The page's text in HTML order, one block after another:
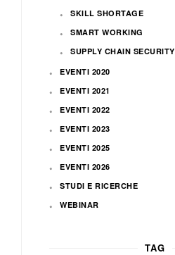
SKILL SHORTAGE
SMART WORKING
SUPPLY CHAIN SECURITY
EVENTI 2020
EVENTI 2021
EVENTI 2022
EVENTI 2023
EVENTI 2025
EVENTI 2026
STUDI E RICERCHE
WEBINAR
TAG